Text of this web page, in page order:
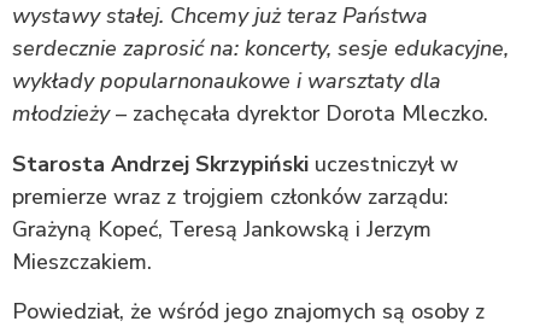
wystawy stałej. Chcemy już teraz Państwa
serdecznie zaprosić na: koncerty, sesje edukacyjne,
wykłady popularnonaukowe i warsztaty dla
młodzieży– zachęcała dyrektor Dorota Mleczko.
Starosta Andrzej Skrzypiński uczestniczył w
premierze wraz z trojgiem członków zarządu:
Grażyną Kopeć, Teresą Jankowską i Jerzym
Mieszczakiem.
Powiedział, że wśród jego znajomych są osoby z